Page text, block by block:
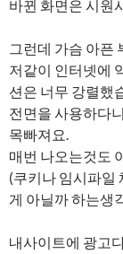
바뀐 화면은 시원
그런데 가슴 아픈
저같이 인터넷에
션은 너무 강렬했
전면을 사용하다
목빠져요.
매번 나오는것도
(쿠키나 임시파일
게 아닐까 하는생
내사이트에 광고